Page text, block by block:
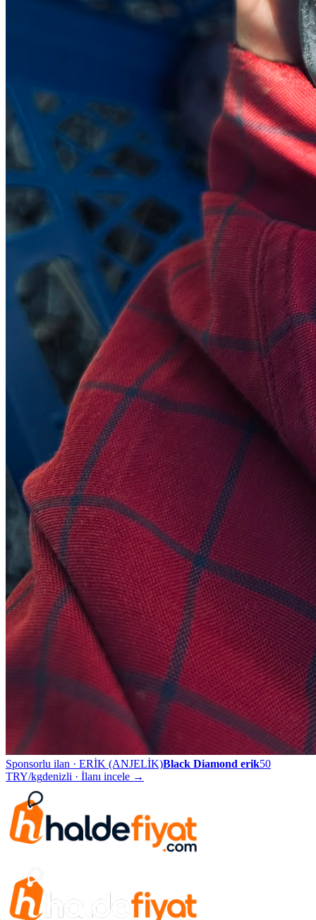
Sponsorlu ilan · ERİK (ANJELİK)Black Diamond erik50
TRY/kgdenizli · İlanı incele →